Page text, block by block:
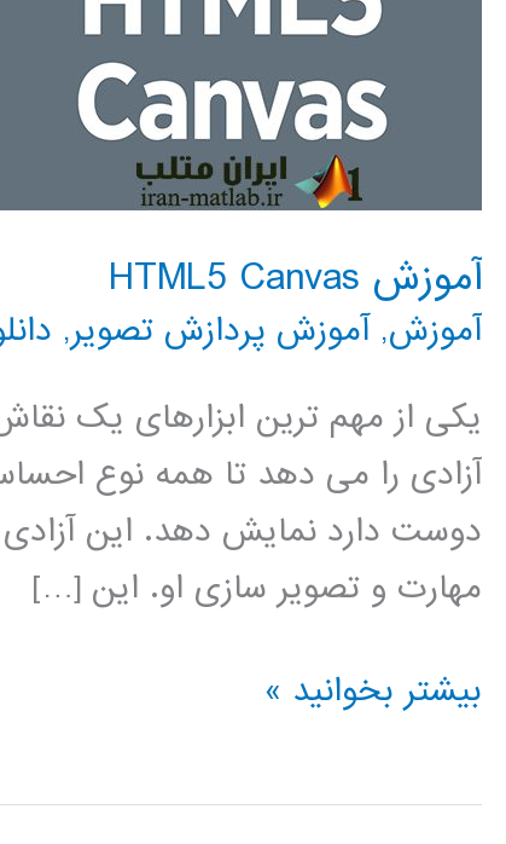
آموزش HTML5 Canvas
آموزش,آموزش پردازش تصویر,
یکی از مهم ترین ابزارهای یک
آزادی را می دهد تا همه نوع
دوست دارد نمایش دهد. این
مهارت و تصویر سازی او. این […]
آموزش
Canvas
بیشتر بخوانید »